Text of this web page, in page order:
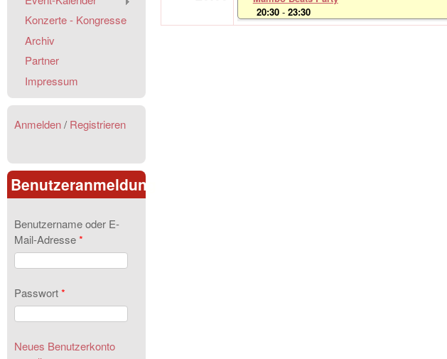
20:30- 23:30
Konzerte - Kongresse
Archiv
Partner
Impressum
Anmelden/ Registrieren
Benutzeranmeldung
Benutzername oder E-
Mail-Adresse*
Passwort*
Neues Benutzerkonto